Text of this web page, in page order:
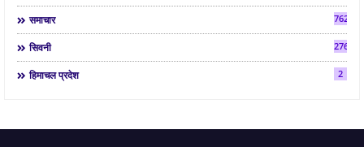
समाचार 7624
सिवनी 2763
हिमाचल प्रदेश 2